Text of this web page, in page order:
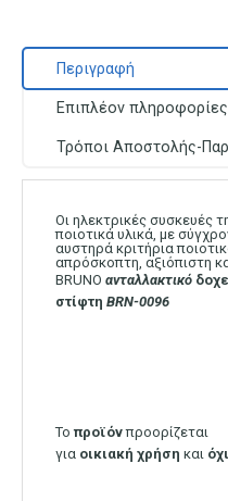
Περιγραφή
Επιπλέον πληροφορίες
Τρόποι Αποστολής-
Οι ηλεκτρικές συσκευές
ποιοτικά υλικά, με
αυστηρά κριτήρια
απρόσκοπτη, αξιόπιστη
BRUNO ανταλλακτικό
στίφτη BRN-0096
Τοπροϊόνπροορίζεται
για οικιακή χρήση και όχι